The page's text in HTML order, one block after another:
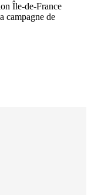
Île-de-France
campagne de